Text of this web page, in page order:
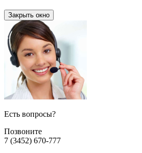
Закрыть окно
Есть вопросы?
Позвоните
7 (3452) 670-777